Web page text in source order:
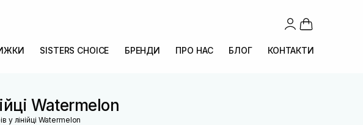
SISTERS CHOICE БРЕНДИ ПРО НАС БЛОГ КОНТАКТИ
Watermelon
у лінійці Watermelon